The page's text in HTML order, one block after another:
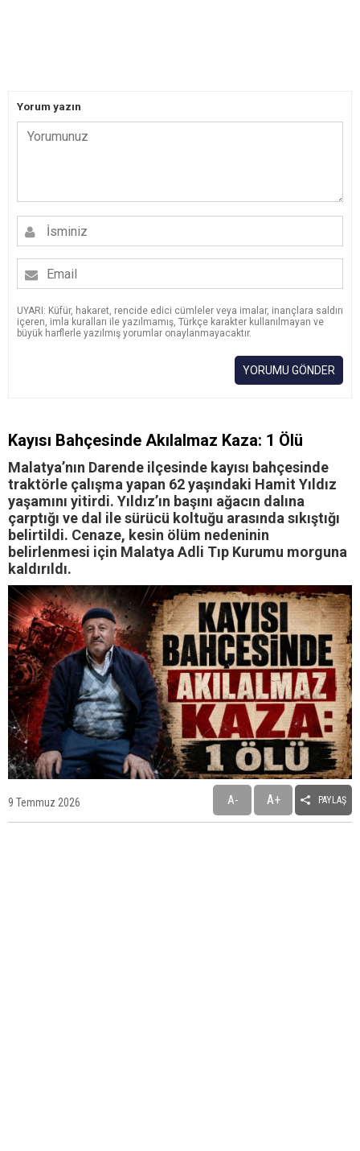
Yorum yazın
UYARI: Küfür, hakaret, rencide edici cümleler veya imalar, inançlara saldırı
içeren, imla kuralları ile yazılmamış, Türkçe karakter kullanılmayan ve
büyük harflerle yazılmış yorumlar onaylanmayacaktır.
YORUMU GÖNDER
Kayısı Bahçesinde Akılalmaz Kaza: 1 Ölü
Malatya’nın Darende ilçesinde kayısı bahçesinde
traktörle çalışma yapan 62 yaşındaki Hamit Yıldız
yaşamını yitirdi. Yıldız’ın başını ağacın dalına
çarptığı ve dal ile sürücü koltuğu arasında sıkıştığı
belirtildi. Cenaze, kesin ölüm nedeninin
belirlenmesi için Malatya Adli Tıp Kurumu morguna
kaldırıldı.
9 Temmuz 2026 A- A+ PAYLAŞ